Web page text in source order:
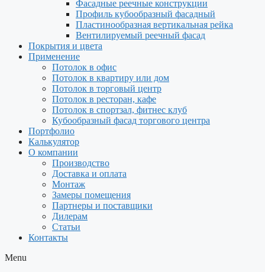
Фасадные реечные конструкции
Профиль кубообразный фасадный
Пластинообразная вертикальная рейка
Вентилируемый реечный фасад
Покрытия и цвета
Применение
Потолок в офис
Потолок в квартиру или дом
Потолок в торговый центр
Потолок в ресторан, кафе
Потолок в спортзал, фитнес клуб
Кубообразный фасад торгового центра
Портфолио
Калькулятор
О компании
Производство
Доставка и оплата
Монтаж
Замеры помещения
Партнеры и поставщики
Дилерам
Статьи
Контакты
Menu